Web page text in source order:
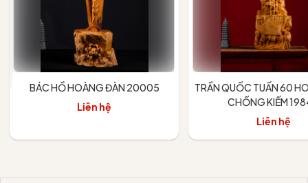
BÁC HỒ HOÀNG ĐÀN 20005
Liên hệ
TRẦN QUỐC TUẤN 60
CHỐNG KIẾM
Liên hệ